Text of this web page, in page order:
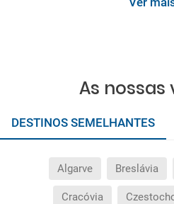
As nossas
DESTINOS SEMELHANTES
Algarve Breslávia
Cracóvia